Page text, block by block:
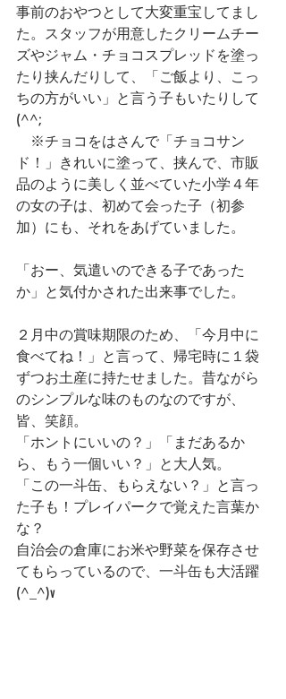
事前のおやつとして大変重宝してまし
た。スタッフが用意したクリームチー
ズやジャム・チョコスプレッドを塗っ
たり挟んだりして、「ご飯より、こっ
ちの方がいい」と言う子もいたりして
(^^;
※チョコをはさんで「チョコサン
ド！」きれいに塗って、挟んで、市販
品のように美しく並べていた小学４年
の女の子は、初めて会った子（初参
加）にも、それをあげていました。
「おー、気遣いのできる子であった
か」と気付かされた出来事でした。
２月中の賞味期限のため、「今月中に
食べてね！」と言って、帰宅時に１袋
ずつお土産に持たせました。昔ながら
のシンプルな味のものなのですが、
皆、笑顔。
「ホントにいいの？」「まだあるか
ら、もう一個いい？」と大人気。
「この一斗缶、もらえない？」と言っ
た子も！プレイパークで覚えた言葉か
な？
自治会の倉庫にお米や野菜を保存させ
てもらっているので、一斗缶も大活躍
(^_^)v